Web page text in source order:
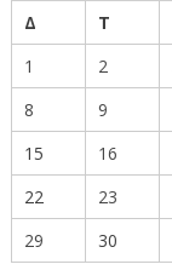
Δ
Τ
1
2
8
9
15
16
22
23
29
30